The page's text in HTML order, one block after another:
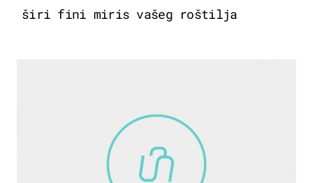
širi fini miris vašeg roštilja